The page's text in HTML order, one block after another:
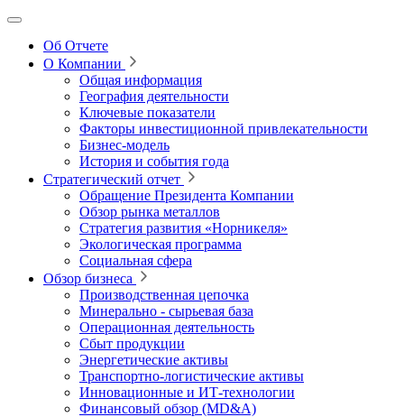
Об Отчете
О Компании
Общая информация
География деятельности
Ключевые показатели
Факторы инвестиционной привлекательности
Бизнес-модель
История и события года
Стратегический отчет
Обращение Президента Компании
Обзор рынка металлов
Стратегия развития «Норникеля»
Экологическая программа
Социальная сфера
Обзор бизнеса
Производственная цепочка
Минерально ‑ сырьевая база
Операционная деятельность
Сбыт продукции
Энергетические активы
Транспортно-логистические активы
Инновационные и ИТ‑технологии
Финансовый обзор (MD&A)